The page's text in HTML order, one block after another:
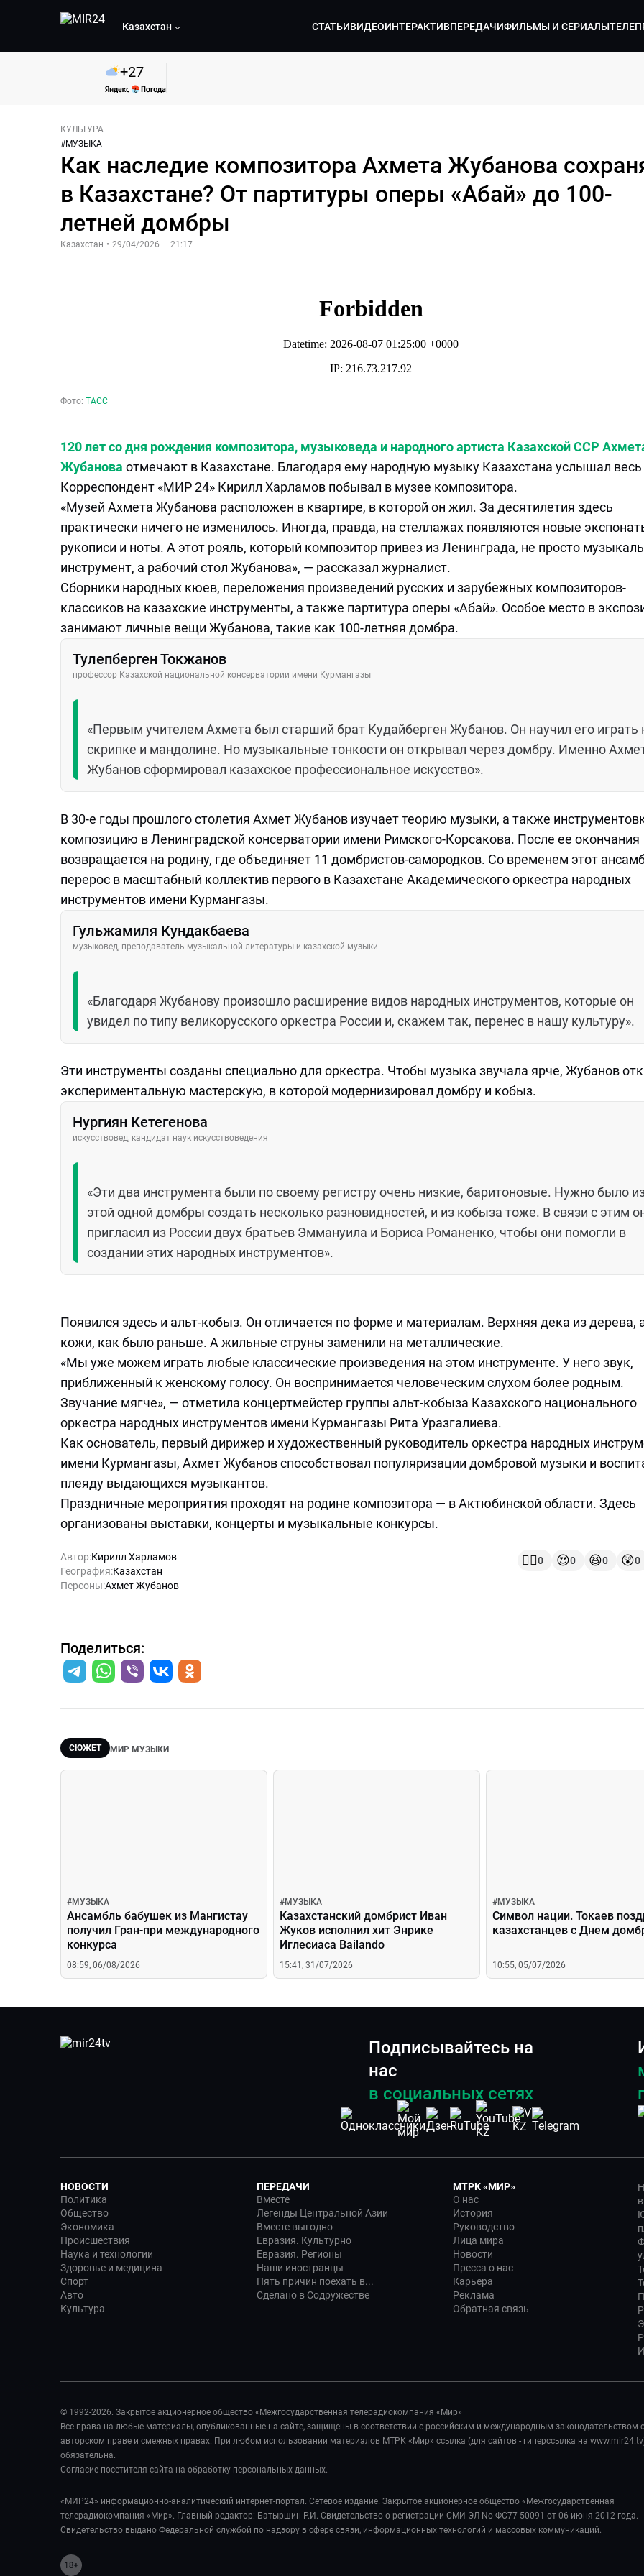
Казахстан СТАТЬИВИДЕОИНТЕРАКТИВПЕРЕДАЧИФИЛЬМЫ И СЕРИАЛЫ
+27
КУЛЬТУРА
#МУЗЫКА
Как наследие композитора Ахмета Жубанова
в Казахстане? От партитуры оперы «Абай» до 100-
летней домбры
Казахстан • 29/04/2026 — 21:17
Фото: ТАСС
120 лет со дня рождения композитора, музыковеда и народного артиста Казахской ССР
Жубанова отмечают в Казахстане. Благодаря ему народную музыку Казахстана услышал
Корреспондент «МИР 24» Кирилл Харламов побывал в музее композитора.
«Музей Ахмета Жубанова расположен в квартире, в которой он жил. За десятилетия здесь
практически ничего не изменилось. Иногда, правда, на стеллажах появляются новые
рукописи и ноты. А этот рояль, который композитор привез из Ленинграда, не просто
инструмент, а рабочий стол Жубанова», — рассказал журналист.
Сборники народных кюев, переложения произведений русских и зарубежных композиторов-
классиков на казахские инструменты, а также партитура оперы «Абай». Особое место в
занимают личные вещи Жубанова, такие как 100-летняя домбра.
Тулепберген Токжанов
профессор Казахской национальной консерватории имени Курмангазы
«Первым учителем Ахмета был старший брат Кудайберген Жубанов. Он научил его играть
скрипке и мандолине. Но музыкальные тонкости он открывал через домбру. Именно
Жубанов сформировал казахское профессиональное искусство».
В 30-е годы прошлого столетия Ахмет Жубанов изучает теорию музыки, а также
композицию в Ленинградской консерватории имени Римского-Корсакова. После ее окончания
возвращается на родину, где объединяет 11 домбристов-самородков. Со временем этот
перерос в масштабный коллектив первого в Казахстане Академического оркестра народных
инструментов имени Курмангазы.
Гульжамиля Кундакбаева
музыковед, преподаватель музыкальной литературы и казахской музыки
«Благодаря Жубанову произошло расширение видов народных инструментов, которые он
увидел по типу великорусского оркестра России и, скажем так, перенес в нашу культуру».
Эти инструменты созданы специально для оркестра. Чтобы музыка звучала ярче, Жубанов
экспериментальную мастерскую, в которой модернизировал домбру и кобыз.
Нургиян Кетегенова
искусствовед, кандидат наук искусствоведения
«Эти два инструмента были по своему регистру очень низкие, баритоновые. Нужно было
этой одной домбры создать несколько разновидностей, и из кобыза тоже. В связи с этим
пригласил из России двух братьев Эммануила и Бориса Романенко, чтобы они помогли в
создании этих народных инструментов».
Появился здесь и альт-кобыз. Он отличается по форме и материалам. Верхняя дека из дерева,
кожи, как было раньше. А жильные струны заменили на металлические.
«Мы уже можем играть любые классические произведения на этом инструменте. У него звук,
приближенный к женскому голосу. Он воспринимается человеческим слухом более родным.
Звучание мягче», — отметила концертмейстер группы альт-кобыза Казахского национального
оркестра народных инструментов имени Курмангазы Рита Уразгалиева.
Как основатель, первый дирижер и художественный руководитель оркестра народных
имени Курмангазы, Ахмет Жубанов способствовал популяризации домбровой музыки и
плеяду выдающихся музыкантов.
Праздничные мероприятия проходят на родине композитора — в Актюбинской области. Здесь
организованы выставки, концерты и музыкальные конкурсы.
Автор:Кирилл Харламов
География:Казахстан
Персоны:Ахмет Жубанов
👍🏻0 😍0 😆0 😲0
Поделиться:
СЮЖЕТ МИР МУЗЫКИ
#МУЗЫКА
Ансамбль бабушек из Мангистау
получил Гран-при международного
конкурса
08:59, 06/08/2026
#МУЗЫКА
Казахстанский домбрист Иван
Жуков исполнил хит Энрике
Иглесиаса Bailando
15:41, 31/07/2026
#МУЗЫКА
Символ нации. Токаев
казахстанцев с Днем
10:55, 05/07/2026
Подписывайтесь на
нас
в социальных сетях
НОВОСТИ
Политика
Общество
Экономика
Происшествия
Наука и технологии
Здоровье и медицина
Спорт
Авто
Культура
ПЕРЕДАЧИ
Вместе
Легенды Центральной Азии
Вместе выгодно
Евразия. Культурно
Евразия. Регионы
Наши иностранцы
Пять причин поехать в...
Сделано в Содружестве
МТРК «МИР»
О нас
История
Руководство
Лица мира
Новости
Пресса о нас
Карьера
Реклама
Обратная связь
© 1992-2026. Закрытое акционерное общество «Межгосударственная телерадиокомпания «Мир»
Все права на любые материалы, опубликованные на сайте, защищены в соответствии с российским и международным законодательством
авторском праве и смежных правах. При любом использовании материалов МТРК «Мир» ссылка (для сайтов - гиперссылка на
обязательна.
Согласие посетителя сайта на обработку персональных данных.
«МИР24» информационно-аналитический интернет-портал. Сетевое издание. Закрытое акционерное общество «Межгосударственная
телерадиокомпания «Мир». Главный редактор: Батыршин Р.И. Свидетельство о регистрации СМИ ЭЛ No ФС77-50091 от 06 июня 2012 года.
Свидетельство выдано Федеральной службой по надзору в сфере связи, информационных технологий и массовых коммуникаций.